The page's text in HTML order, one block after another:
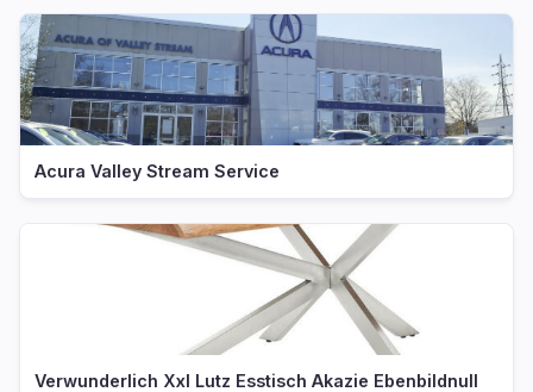
Acura Valley Stream Service
Verwunderlich Xxl Lutz Esstisch Akazie Ebenbildnull